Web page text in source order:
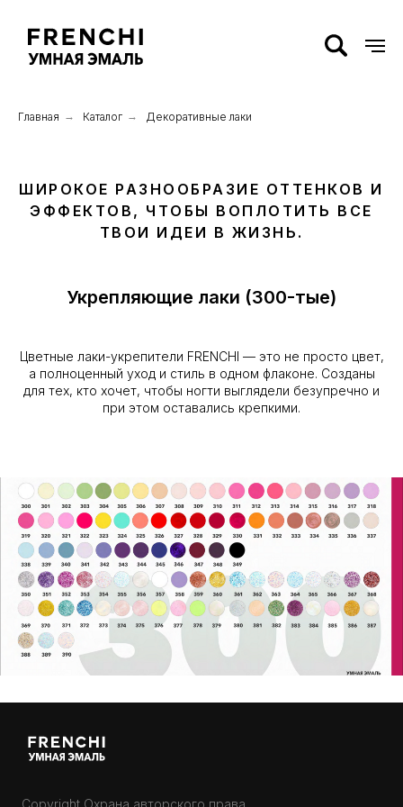
Главная → Каталог → Декоративные лаки
ШИРОКОЕ РАЗНООБРАЗИЕ ОТТЕНКОВ И
ЭФФЕКТОВ, ЧТОБЫ ВОПЛОТИТЬ ВСЕ
ТВОИ ИДЕИ В ЖИЗНЬ.
Укрепляющие лаки (300-тые)
Цветные лаки-укрепители FRENCHI — это не просто цвет,
а полноценный уход и стиль в одном флаконе. Созданы
для тех, кто хочет, чтобы ногти выглядели безупречно и
при этом оставались крепкими.
Copyright Охрана авторского права